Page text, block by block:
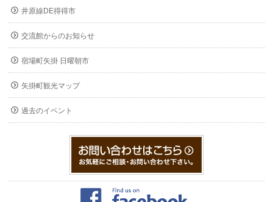
井原線DE得得市
交流館からのお知らせ
宿場町矢掛 日曜朝市
矢掛町観光マップ
過去のイベント